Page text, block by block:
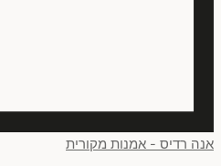
אנה רדיס - אמנות מקורית